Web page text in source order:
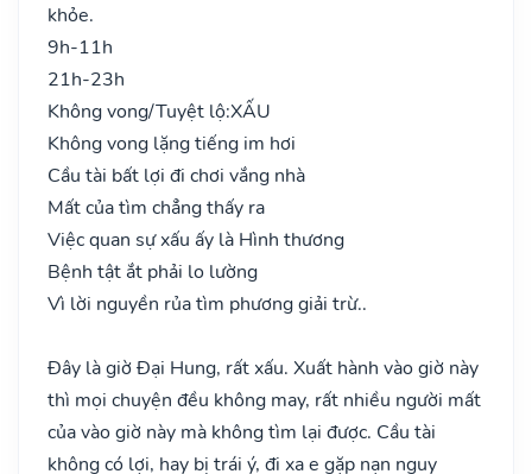
khỏe.
9h-11h
21h-23h
Không vong/Tuyệt lộ:XẤU
Không vong lặng tiếng im hơi
Cầu tài bất lợi đi chơi vắng nhà
Mất của tìm chẳng thấy ra
Việc quan sự xấu ấy là Hình thương
Bệnh tật ắt phải lo lường
Vì lời nguyền rủa tìm phương giải trừ..
Đây là giờ Đại Hung, rất xấu. Xuất hành vào giờ này
thì mọi chuyện đều không may, rất nhiều người mất
của vào giờ này mà không tìm lại được. Cầu tài
không có lợi, hay bị trái ý, đi xa e gặp nạn nguy